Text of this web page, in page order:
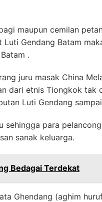
maupun cemilan
Luti Gendang Batam
.
juru masak China
dari etnis Tiongkok tak
Luti Gendang
sehingga para
sanak keluarga.
Bedagai Terdekat
Ghendang (aghim